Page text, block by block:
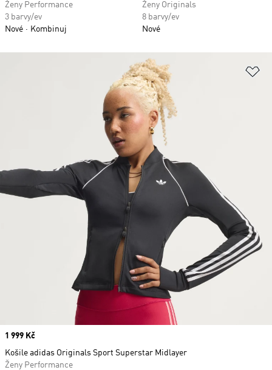
Ženy Performance
3 barvy/ev
Nové
Kombinuj
Ženy Originals
8 barvy/ev
Nové
Price
1 999 Kč
Košile adidas Originals Sport Superstar Midlayer
Ženy Performance